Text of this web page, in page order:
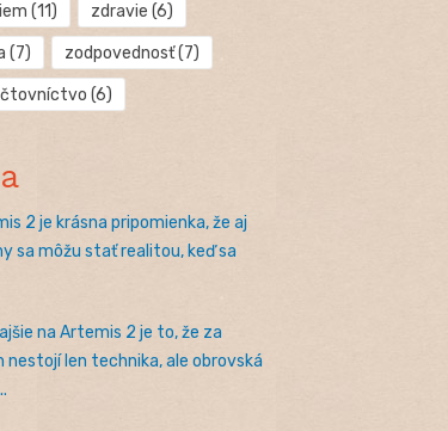
(11) zdravie (6)
(7) zodpovednosť(7)
(6)
2 je krásna pripomienka, že aj
sa môžu stať realitou, keď sa
na Artemis 2 je to, že za
len technika, ale obrovská